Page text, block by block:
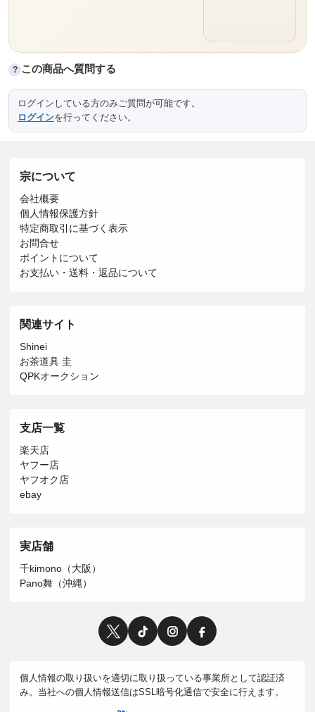
? この商品へ質問する
ログインしている方のみご質問が可能です。
ログインを行ってください。
宗について
会社概要
個人情報保護方針
特定商取引に基づく表示
お問合せ
ポイントについて
お支払い・送料・返品について
関連サイト
Shinei
お茶道具 圭
QPKオークション
支店一覧
楽天店
ヤフー店
ヤフオク店
ebay
実店舗
千kimono（大阪）
Pano舞（沖縄）
個人情報の取り扱いを適切に取り扱っている事業所として認証済
み。当社への個人情報送信はSSL暗号化通信で安全に行えます。